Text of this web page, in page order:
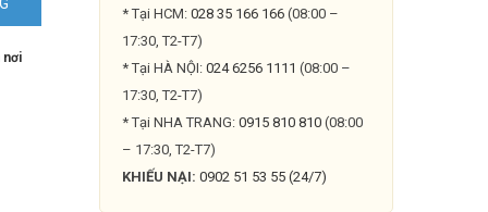
nơi
* Tại HCM: 028 35 166 166 (08:00 –
17:30, T2-T7)
* Tại HÀ NỘI: 024 6256 1111 (08:00 –
17:30, T2-T7)
* Tại NHA TRANG: 0915 810 810 (08:00
– 17:30, T2-T7)
KHIẾU NẠI: 0902 51 53 55 (24/7)